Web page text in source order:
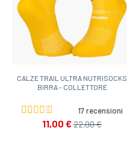
CALZE TRAIL ULTRA NUTRISOCKS
BIRRA - COLLETTORE
17 recensioni
11,00 €22,00 €